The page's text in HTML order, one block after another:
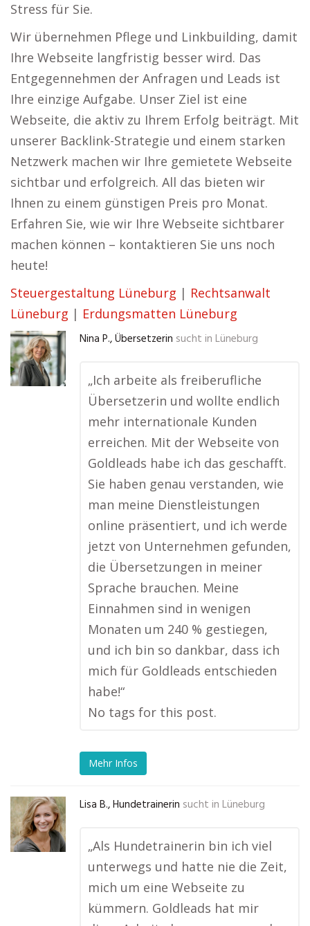
Stress für Sie.
Wir übernehmen Pflege und Linkbuilding, damit
Ihre Webseite langfristig besser wird. Das
Entgegennehmen der Anfragen und Leads ist
Ihre einzige Aufgabe. Unser Ziel ist eine
Webseite, die aktiv zu Ihrem Erfolg beiträgt. Mit
unserer Backlink-Strategie und einem starken
Netzwerk machen wir Ihre gemietete Webseite
sichtbar und erfolgreich. All das bieten wir
Ihnen zu einem günstigen Preis pro Monat.
Erfahren Sie, wie wir Ihre Webseite sichtbarer
machen können – kontaktieren Sie uns noch
heute!
Steuergestaltung Lüneburg | Rechtsanwalt
Lüneburg | Erdungsmatten Lüneburg
Nina P., Übersetzerin sucht in Lüneburg
„Ich arbeite als freiberufliche
Übersetzerin und wollte endlich
mehr internationale Kunden
erreichen. Mit der Webseite von
Goldleads habe ich das geschafft.
Sie haben genau verstanden, wie
man meine Dienstleistungen
online präsentiert, und ich werde
jetzt von Unternehmen gefunden,
die Übersetzungen in meiner
Sprache brauchen. Meine
Einnahmen sind in wenigen
Monaten um 240 % gestiegen,
und ich bin so dankbar, dass ich
mich für Goldleads entschieden
habe!“
No tags for this post.
Mehr Infos
Lisa B., Hundetrainerin sucht in Lüneburg
„Als Hundetrainerin bin ich viel
unterwegs und hatte nie die Zeit,
mich um eine Webseite zu
kümmern. Goldleads hat mir